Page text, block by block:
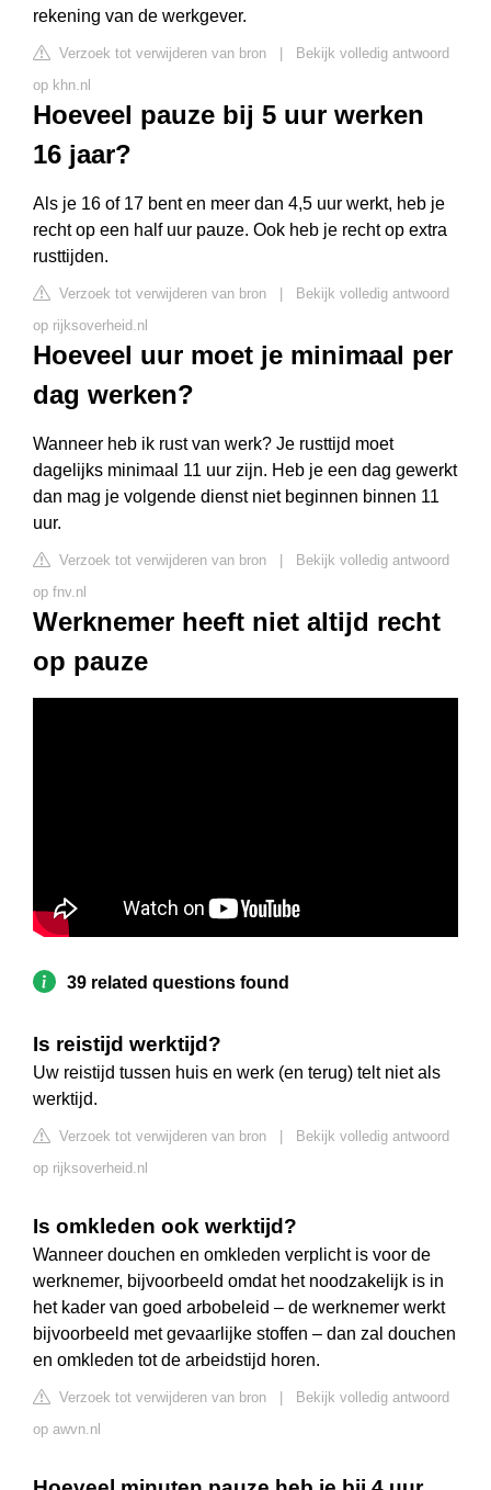
rekening van de werkgever.
Verzoek tot verwijderen van bron
Bekijk volledig antwoord
op khn.nl
Hoeveel pauze bij 5 uur werken
16 jaar?
Als je 16 of 17 bent en meer dan 4,5 uur werkt, heb je
recht op een half uur pauze. Ook heb je recht op extra
rusttijden.
Verzoek tot verwijderen van bron
Bekijk volledig antwoord
op rijksoverheid.nl
Hoeveel uur moet je minimaal per
dag werken?
Wanneer heb ik rust van werk? Je rusttijd moet
dagelijks minimaal 11 uur zijn. Heb je een dag gewerkt
dan mag je volgende dienst niet beginnen binnen 11
uur.
Verzoek tot verwijderen van bron
Bekijk volledig antwoord
op fnv.nl
Werknemer heeft niet altijd recht
op pauze
39 related questions found
Is reistijd werktijd?
Uw reistijd tussen huis en werk (en terug) telt niet als
werktijd.
Verzoek tot verwijderen van bron
Bekijk volledig antwoord
op rijksoverheid.nl
Is omkleden ook werktijd?
Wanneer douchen en omkleden verplicht is voor de
werknemer, bijvoorbeeld omdat het noodzakelijk is in
het kader van goed arbobeleid – de werknemer werkt
bijvoorbeeld met gevaarlijke stoffen – dan zal douchen
en omkleden tot de arbeidstijd horen.
Verzoek tot verwijderen van bron
Bekijk volledig antwoord
op awvn.nl